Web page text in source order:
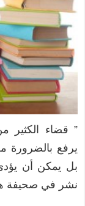
” قضاء الكثير
يرفع بالضرورة
بل يمكن أن
نشر في صحيفة